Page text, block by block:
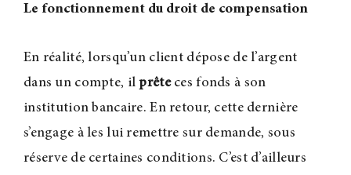
Le fonctionnement du droit de compensation
En réalité, lorsqu’un client dépose de l’argent
dans un compte, ilprêteces fonds à son
institution bancaire. En retour, cette dernière
s’engage à les lui remettre sur demande, sous
réserve de certaines conditions. C’est d’ailleurs